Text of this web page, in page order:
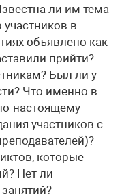
ли им тема
в
объявлено как
прийти?
Был ли у
Что именно в
настоящему
участников с
которые
Нет ли